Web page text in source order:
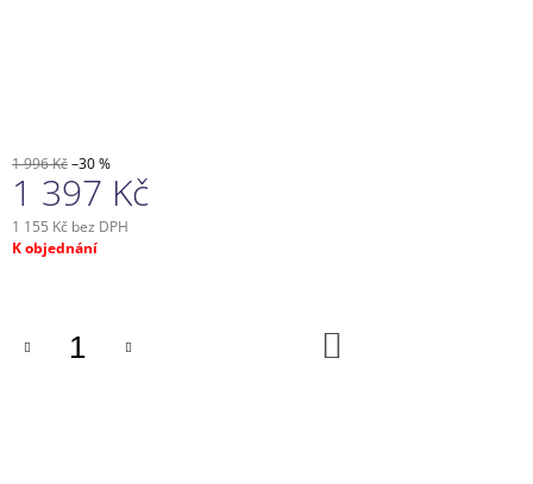
1 996 Kč–30 %
1 397 Kč
1 155 Kč bez DPH
Měrná
K objednání